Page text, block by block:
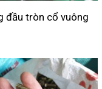
đầu tròn cổ vuông